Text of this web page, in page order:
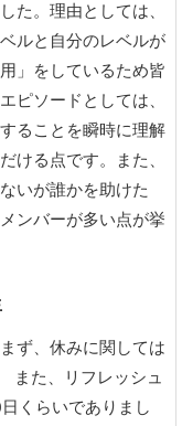
た。理由としては、
ルと自分のレベルが
」をしているため皆
ピソードとしては、
ることを瞬時に理解
ける点です。また、
いが誰かを助けた
ンバーが多い点が挙
ず、休みに関しては
また、リフレッシュ
くらいでありまし